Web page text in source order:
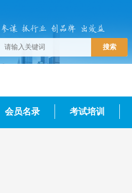
搜索
会员名录 考试培训